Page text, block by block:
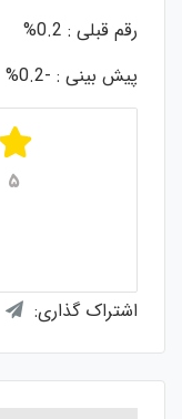
رقم قبلی : 0.2%
پیش بینی : -0.2%
۵
اشتراک گذاری: